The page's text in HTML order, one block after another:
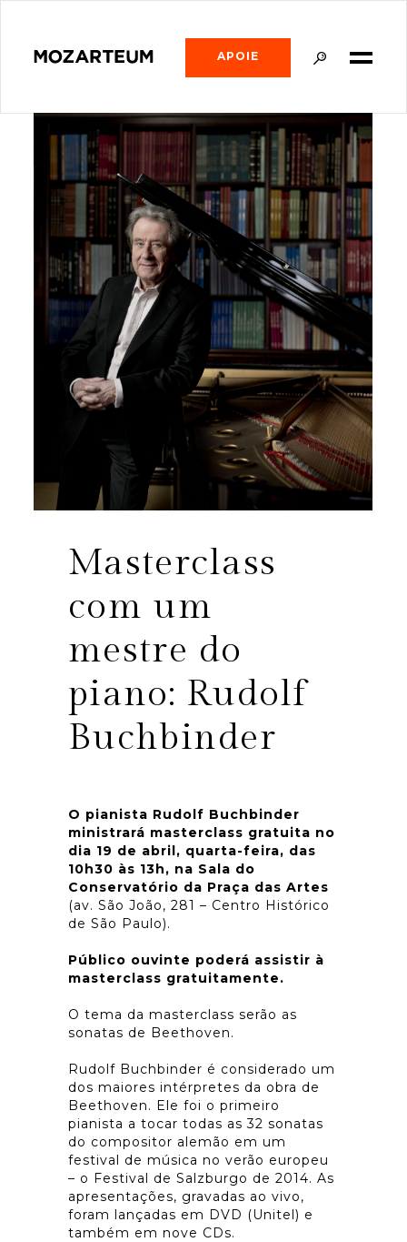
APOIE
Masterclass
com um
mestre do
piano: Rudolf
Buchbinder
O pianista Rudolf Buchbinder
ministrará masterclass gratuita no
dia 19 de abril, quarta-feira, das
10h30 às 13h, na Sala do
Conservatório da Praça das Artes
(av. São João, 281 – Centro Histórico
de São Paulo).
Público ouvinte poderá assistir à
masterclass gratuitamente.
O tema da masterclass serão as
sonatas de Beethoven.
Rudolf Buchbinder é considerado um
dos maiores intérpretes da obra de
Beethoven. Ele foi o primeiro
pianista a tocar todas as 32 sonatas
do compositor alemão em um
festival de música no verão europeu
– o Festival de Salzburgo de 2014. As
apresentações, gravadas ao vivo,
foram lançadas em DVD (Unitel) e
também em nove CDs.